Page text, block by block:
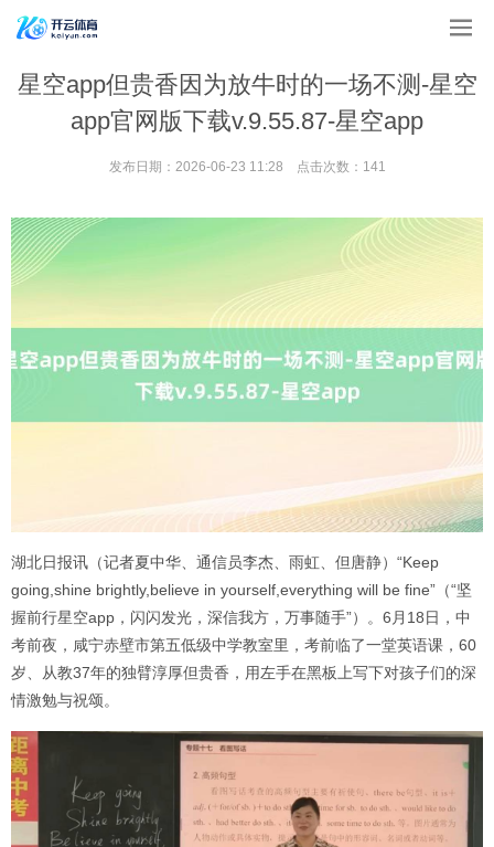
星空app但贵香因为放牛时的一场不测-星空
app官网版下载v.9.55.87-星空app
发布日期：2026-06-23 11:28 点击次数：141
湖北日报讯（记者夏中华、通信员李杰、雨虹、但唐静）“Keep
going,shine brightly,believe in yourself,everything will be fine”（“坚
握前行星空app，闪闪发光，深信我方，万事随手”）。6月18日，中
考前夜，咸宁赤壁市第五低级中学教室里，考前临了一堂英语课，60
岁、从教37年的独臂淳厚但贵香，用左手在黑板上写下对孩子们的深
情激勉与祝颂。